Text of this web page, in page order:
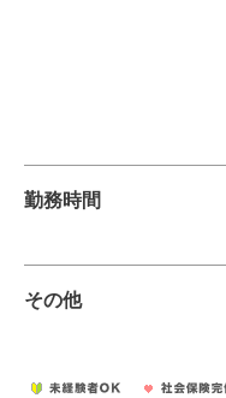
勤務時間
その他